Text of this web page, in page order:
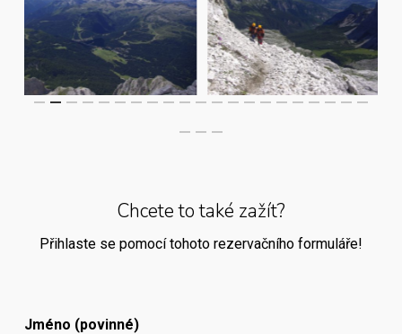
Chcete to také zažít?
Přihlaste se pomocí tohoto rezervačního formuláře!
Jméno (povinné)